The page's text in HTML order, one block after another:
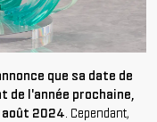
que sa date de
de l'année prochaine,
août 2024. Cependant,